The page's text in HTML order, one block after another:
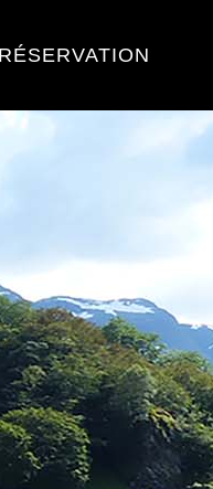
RÉSERVATION